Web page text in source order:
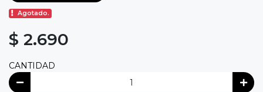
Agotado.
$ 2.690
CANTIDAD